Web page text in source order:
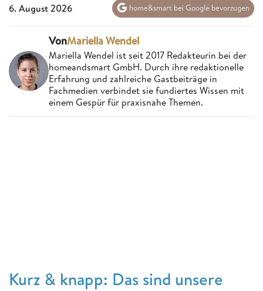
6. August 2026 home&smart bei Google bevorzugen
VonMariella Wendel
Mariella Wendel ist seit 2017 Redakteurin bei der
homeandsmart GmbH. Durch ihre redaktionelle
Erfahrung und zahlreiche Gastbeiträge in
Fachmedien verbindet sie fundiertes Wissen mit
einem Gespür für praxisnahe Themen.
Kurz & knapp: Das sind unsere